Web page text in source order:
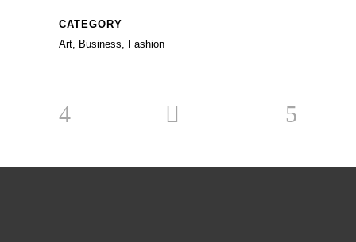
CATEGORY
Art, Business, Fashion